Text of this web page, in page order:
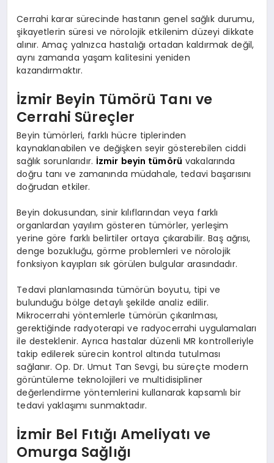
Cerrahi karar sürecinde hastanın genel sağlık durumu,
şikayetlerin süresi ve nörolojik etkilenim düzeyi dikkate
alınır. Amaç yalnızca hastalığı ortadan kaldırmak değil,
aynı zamanda yaşam kalitesini yeniden
kazandırmaktır.
İzmir Beyin Tümörü Tanı ve
Cerrahi Süreçler
Beyin tümörleri, farklı hücre tiplerinden
kaynaklanabilen ve değişken seyir gösterebilen ciddi
sağlık sorunlarıdır. İzmir beyin tümörü vakalarında
doğru tanı ve zamanında müdahale, tedavi başarısını
doğrudan etkiler.
Beyin dokusundan, sinir kılıflarından veya farklı
organlardan yayılım gösteren tümörler, yerleşim
yerine göre farklı belirtiler ortaya çıkarabilir. Baş ağrısı,
denge bozukluğu, görme problemleri ve nörolojik
fonksiyon kayıpları sık görülen bulgular arasındadır.
Tedavi planlamasında tümörün boyutu, tipi ve
bulunduğu bölge detaylı şekilde analiz edilir.
Mikrocerrahi yöntemlerle tümörün çıkarılması,
gerektiğinde radyoterapi ve radyocerrahi uygulamaları
ile desteklenir. Ayrıca hastalar düzenli MR kontrolleriyle
takip edilerek sürecin kontrol altında tutulması
sağlanır. Op. Dr. Umut Tan Sevgi, bu süreçte modern
görüntüleme teknolojileri ve multidisipliner
değerlendirme yöntemlerini kullanarak kapsamlı bir
tedavi yaklaşımı sunmaktadır.
İzmir Bel Fıtığı Ameliyatı ve
Omurga Sağlığı